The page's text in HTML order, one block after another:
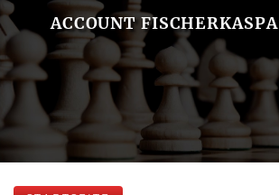
ACCOUNT FISCHERKASPA